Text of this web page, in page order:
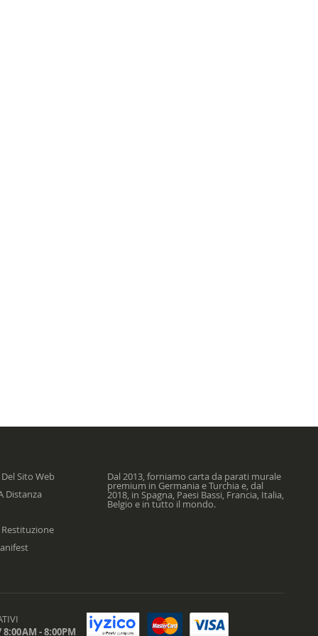
Sito Web
Distanza
Dal 2013, forniamo carta da parati murale
premium in Germania e Turchia e, dal
2018, in Spagna, Paesi Bassi, Francia, Italia,
Belgio e in tutto il mondo.
- 8:00PM